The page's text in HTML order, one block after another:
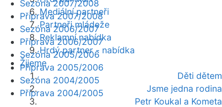
Mediální partneři
Partneři mládeže
Reklamní nabídka
Hrdý partner - nabídka
Žijeme
Děti dětem
Jsme jedna rodina
Petr Koukal a Kometa
Sezóna 2007/2008
Příprava 2007/2008
Sezóna 2006/2007
Příprava 2006/2007
Sezóna 2005/2006
Příprava 2005/2006
Sezóna 2004/2005
Příprava 2004/2005